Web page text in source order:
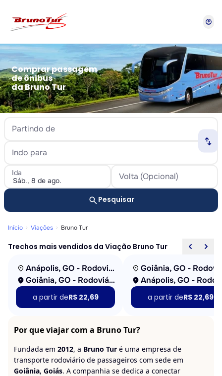
account_circle
Comprar passagem
de ônibus
da Bruno Tur
Partindo de
Indo para
swap_horiz
Ida Volta (Opcional)
search Pesquisar
Início Viações Bruno Tur
Trechos mais vendidos da Viação Bruno Tur
Anápolis, GO - Rodoviária
Goiânia, GO - Rodoviária
a partir deR$ 22,69 a partir deR$ 22,69
Por que viajar com a Bruno Tur?
Fundada em 2012, a Bruno Tur é uma empresa de
transporte rodoviário de passageiros com sede em
Goiânia, Goiás. A companhia se dedica a conectar